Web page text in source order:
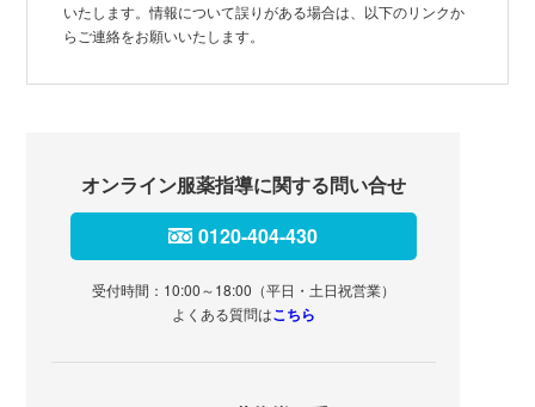
いたします。情報について誤りがある場合は、以下のリンクか
らご連絡をお願いいたします。
オンライン服薬指導に関する問い合せ
0120-404-430
受付時間：10:00～18:00（平日・土日祝営業）
よくある質問はこちら